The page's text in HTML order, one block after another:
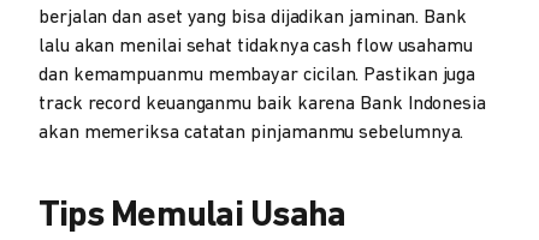
berjalan dan aset yang bisa dijadikan jaminan. Bank
lalu akan menilai sehat tidaknya cash flow usahamu
dan kemampuanmu membayar cicilan. Pastikan juga
track record keuanganmu baik karena Bank Indonesia
akan memeriksa catatan pinjamanmu sebelumnya.
Tips Memulai Usaha